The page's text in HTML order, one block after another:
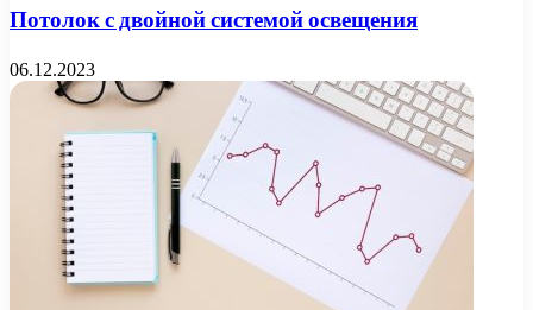
Потолок с двойной системой освещения
06.12.2023